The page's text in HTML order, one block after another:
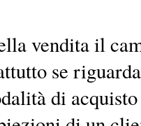
vendita il
se
di